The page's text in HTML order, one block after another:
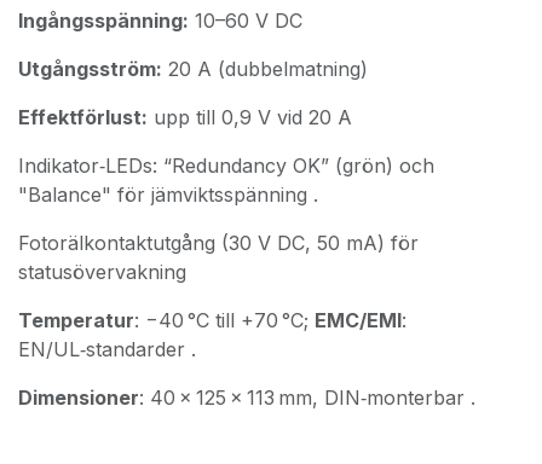
Ingångsspänning: 10–60 V DC
Utgångsström: 20 A (dubbelmatning)
Effektförlust: upp till 0,9 V vid 20 A
Indikator‑LEDs: “Redundancy OK” (grön) och
"Balance" för jämviktsspänning .
Fotorälkontaktutgång (30 V DC, 50 mA) för
statusövervakning
Temperatur: −40 °C till +70 °C; EMC/EMI:
EN/UL‑standarder .
Dimensioner: 40 × 125 × 113 mm, DIN‑monterbar .